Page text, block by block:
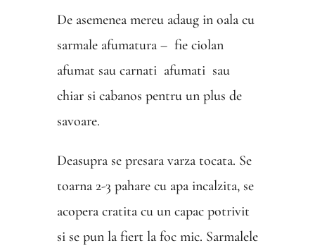
De asemenea mereu adaug in oala cu
sarmale afumatura – fie ciolan
afumat sau carnati afumati sau
chiar si cabanos pentru un plus de
savoare.
Deasupra se presara varza tocata. Se
toarna 2-3 pahare cu apa incalzita, se
acopera cratita cu un capac potrivit
si se pun la fiert la foc mic. Sarmalele